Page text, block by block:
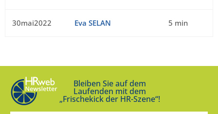
30mai2022 Eva SELAN 5 min
Bleiben Sie auf dem
Laufenden mit dem
„Frischekick der HR-Szene“!